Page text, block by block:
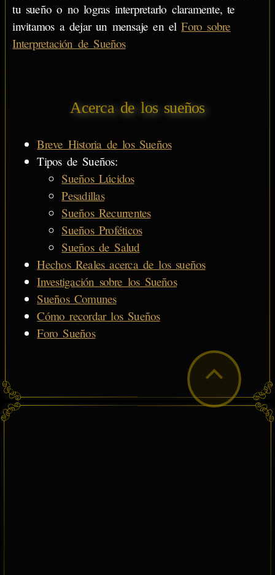
tu sueño o no logras interpretarlo claramente, te
invitamos a dejar un mensaje en elForo sobre
Interpretación de Sueños
Acerca de los sueños
Breve Historia de los Sueños
Tipos de Sueños:
Sueños Lúcidos
Pesadillas
Sueños Recurrentes
Sueños Proféticos
Sueños de Salud
Hechos Reales acerca de los sueños
Investigación sobre los Sueños
Sueños Comunes
Cómo recordar los Sueños
Foro Sueños